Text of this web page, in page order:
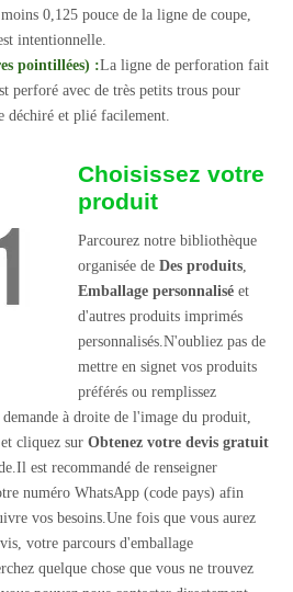
0,125 pouce de la ligne de coupe,
intentionnelle.
pointillées) :La ligne de perforation fait
perforé avec de très petits trous pour
déchiré et plié facilement.
Choisissez votre
produit
Parcourez notre bibliothèque
organisée de Des produits,
Emballage personnaliséet
d'autres produits imprimés
personnalisés.N'oubliez pas de
mettre en signet vos produits
préférés ou remplissez
à droite de l'image du produit,
cliquez sur Obtenez votre devis gratuit
est recommandé de renseigner
numéro WhatsApp (code pays) afin
vos besoins.Une fois que vous aurez
votre parcours d'emballage
quelque chose que vous ne trouvez